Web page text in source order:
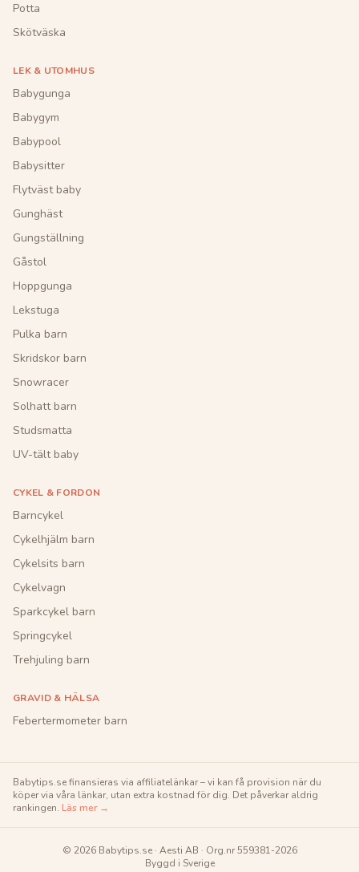
Potta
Skötväska
LEK & UTOMHUS
Babygunga
Babygym
Babypool
Babysitter
Flytväst baby
Gunghäst
Gungställning
Gåstol
Hoppgunga
Lekstuga
Pulka barn
Skridskor barn
Snowracer
Solhatt barn
Studsmatta
UV-tält baby
CYKEL & FORDON
Barncykel
Cykelhjälm barn
Cykelsits barn
Cykelvagn
Sparkcykel barn
Springcykel
Trehjuling barn
GRAVID & HÄLSA
Febertermometer barn
Babytips.sefinansieras via affiliatelänkar – vi kan få provision när du
köper via våra länkar, utan extra kostnad för dig. Det påverkar aldrig
rankingen. Läs mer →
© 2026 Babytips.se· Aesti AB · Org.nr559381-2026
Byggd i Sverige